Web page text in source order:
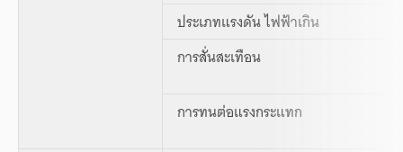
ประเภทแรงดัน ไฟฟ้าเกิน
การสั่นสะเทือน
การทนต่อแรงกระแทก